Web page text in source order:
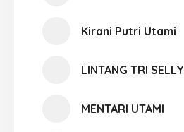
Kirani Putri Utami
LINTANG TRI SELLY
MENTARI UTAMI